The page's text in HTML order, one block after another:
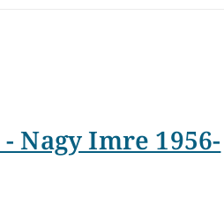
Nagy Imre 1956-